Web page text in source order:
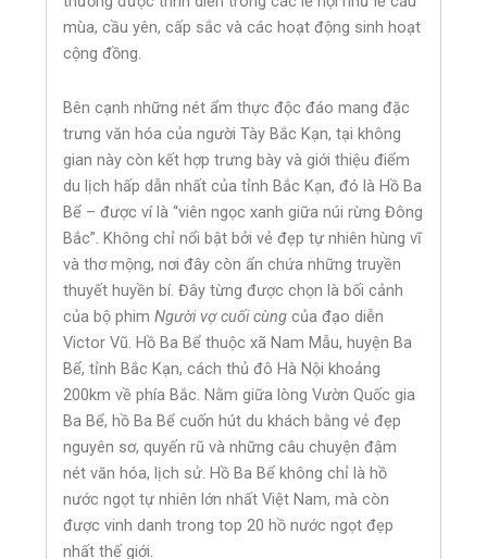
mùa, cầu yên, cấp sắc và các hoạt động sinh hoạt
cộng đồng.
Bên cạnh những nét ẩm thực độc đáo mang đặc
trưng văn hóa của người Tày Bắc Kạn, tại không
gian này còn kết hợp trưng bày và giới thiệu điểm
du lịch hấp dẫn nhất của tỉnh Bắc Kạn, đó là Hồ Ba
Bể – được ví là “viên ngọc xanh giữa núi rừng Đông
Bắc”. Không chỉ nổi bật bởi vẻ đẹp tự nhiên hùng vĩ
và thơ mộng, nơi đây còn ẩn chứa những truyền
thuyết huyền bí. Đây từng được chọn là bối cảnh
của bộ phimNgười vợ cuối cùng của đạo diễn
Victor Vũ. Hồ Ba Bể thuộc xã Nam Mẫu, huyện Ba
Bể, tỉnh Bắc Kạn, cách thủ đô Hà Nội khoảng
200km về phía Bắc. Nằm giữa lòng Vườn Quốc gia
Ba Bể, hồ Ba Bể cuốn hút du khách bằng vẻ đẹp
nguyên sơ, quyến rũ và những câu chuyện đậm
nét văn hóa, lịch sử. Hồ Ba Bể không chỉ là hồ
nước ngọt tự nhiên lớn nhất Việt Nam, mà còn
được vinh danh trong top 20 hồ nước ngọt đẹp
nhất thế giới.